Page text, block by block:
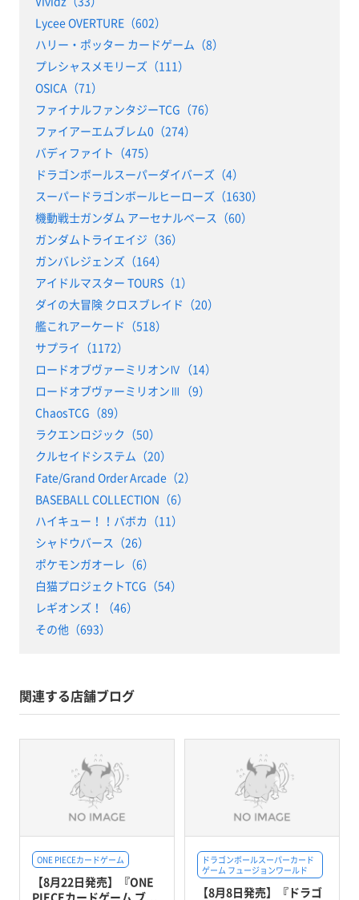
Lycee OVERTURE（602）
ハリー・ポッター カードゲーム（8）
プレシャスメモリーズ（111）
OSICA（71）
ファイナルファンタジーTCG（76）
ファイアーエムブレム0（274）
バディファイト（475）
ドラゴンボールスーパーダイバーズ（4）
スーパードラゴンボールヒーローズ（1630）
機動戦士ガンダム アーセナルベース（60）
ガンダムトライエイジ（36）
ガンバレジェンズ（164）
アイドルマスター TOURS（1）
ダイの大冒険 クロスブレイド（20）
艦これアーケード（518）
サプライ（1172）
ロードオブヴァーミリオンⅣ（14）
ロードオブヴァーミリオンⅢ（9）
ChaosTCG（89）
ラクエンロジック（50）
クルセイドシステム（20）
Fate/Grand Order Arcade（2）
BASEBALL COLLECTION（6）
ハイキュー！！バボカ（11）
シャドウバース（26）
ポケモンガオーレ（6）
白猫プロジェクトTCG（54）
レギオンズ！（46）
その他（693）
関連する店舗ブログ
ONE PIECEカードゲーム
【8月22日発売】『ONE
PIECEカードゲーム ブ...
ドラゴンボールスーパーカード
ゲーム フュージョンワールド
【8月8日発売】『ドラゴ